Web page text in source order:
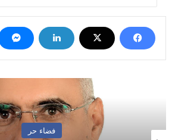
فضاء حر